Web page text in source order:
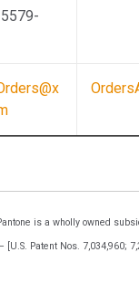
is a wholly owned
Patent Nos. 7,034,960;